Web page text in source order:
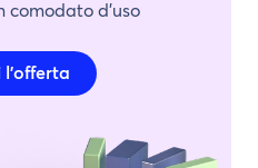
comodato d’uso